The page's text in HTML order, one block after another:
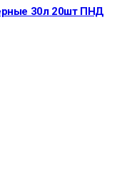
30л 20шт ПНД